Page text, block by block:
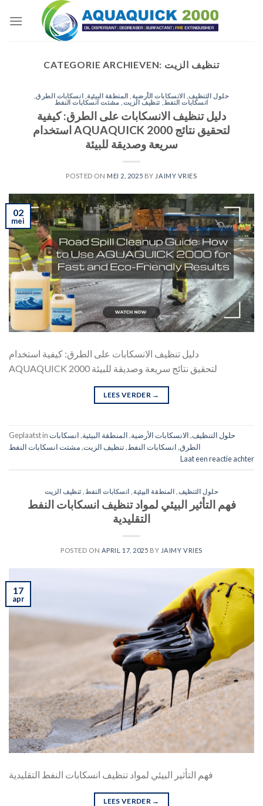
CATEGORIE ARCHIEVEN: تنظيف الزيت
حلول التنظيف, الانسكابات الأرضية المنطقة البيئية, انسكابات الطرق,
انسكابات النفط, تنظيف الزيت مشتت انسكابات النفط
دليل تنظيف الانسكابات على الطرق: كيفية
استخدام AQUAQUICK 2000 لتحقيق نتائج
سريعة وصديقة للبيئة
POSTED ON MEI 2, 2025 BY JAIMY VRIES
02
mei
دليل تنظيف الانسكابات على الطرق: كيفية استخدام
AQUAQUICK 2000 لتحقيق نتائج سريعة وصديقة للبيئة
LEES VERDER →
Geplaatst in حلول التنظيف,الانسكابات الأرضية,المنطقة البيئية,انسكابات
الطرق,انسكابات النفط,تنظيف الزيت,مشتت انسكابات النفط
Laat een reactie achter
حلول التنظيف المنطقة البيئية انسكابات النفط تنظيف الزيت
فهم التأثير البيئي لمواد تنظيف انسكابات النفط
التقليدية
POSTED ON APRIL 17, 2025 BY JAIMY VRIES
17
apr
فهم التأثير البيئي لمواد تنظيف انسكابات النفط التقليدية
LEES VERDER →